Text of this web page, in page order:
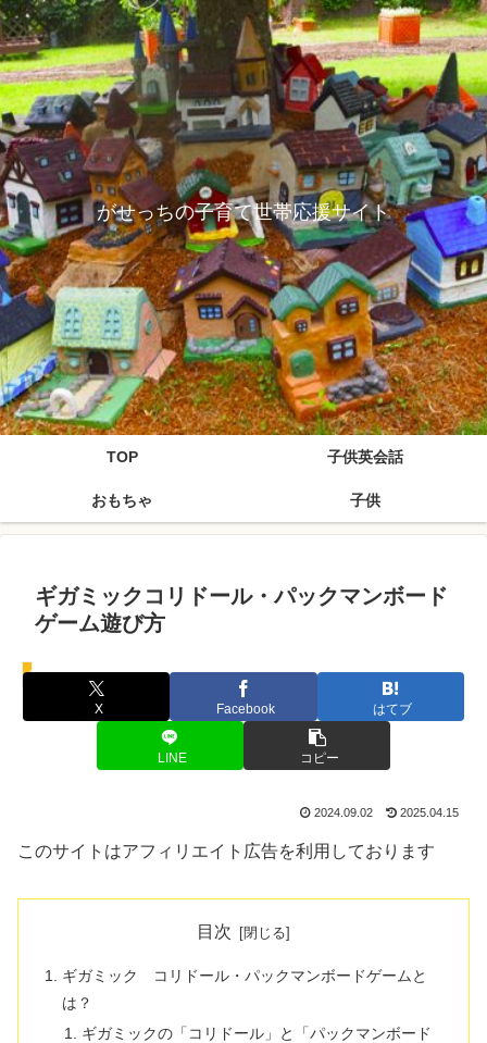
がせっちの子育て世帯応援サイト
TOP 子供英会話
おもちゃ 子供
ギガミックコリドール・パックマンボード
ゲーム遊び方
おもちゃ
X Facebook はてブ
LINE コピー
2024.09.02 2025.04.15
このサイトはアフィリエイト広告を利用しております
目次
ギガミック コリドール・パックマンボードゲームと
は？
ギガミックの「コリドール」と「パックマンボード